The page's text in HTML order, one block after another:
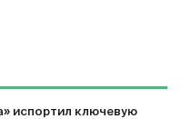
испортил ключевую